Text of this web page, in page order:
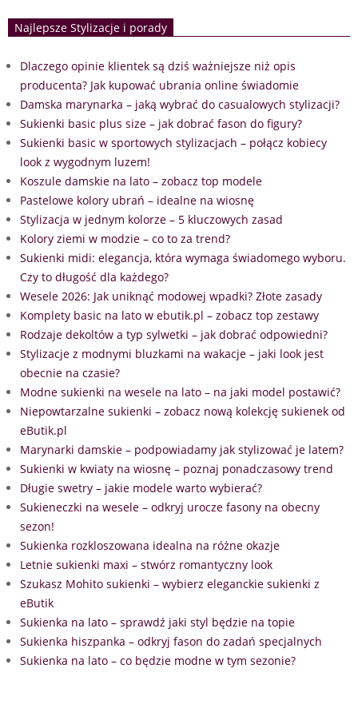
Najlepsze Stylizacje i porady
Dlaczego opinie klientek są dziś ważniejsze niż opis
producenta? Jak kupować ubrania online świadomie
Damska marynarka – jaką wybrać do casualowych stylizacji?
Sukienki basic plus size – jak dobrać fason do figury?
Sukienki basic w sportowych stylizacjach – połącz kobiecy
look z wygodnym luzem!
Koszule damskie na lato – zobacz top modele
Pastelowe kolory ubrań – idealne na wiosnę
Stylizacja w jednym kolorze – 5 kluczowych zasad
Kolory ziemi w modzie – co to za trend?
Sukienki midi: elegancja, która wymaga świadomego wyboru.
Czy to długość dla każdego?
Wesele 2026: Jak uniknąć modowej wpadki? Złote zasady
Komplety basic na lato w ebutik.pl – zobacz top zestawy
Rodzaje dekoltów a typ sylwetki – jak dobrać odpowiedni?
Stylizacje z modnymi bluzkami na wakacje – jaki look jest
obecnie na czasie?
Modne sukienki na wesele na lato – na jaki model postawić?
Niepowtarzalne sukienki – zobacz nową kolekcję sukienek od
eButik.pl
Marynarki damskie – podpowiadamy jak stylizować je latem?
Sukienki w kwiaty na wiosnę – poznaj ponadczasowy trend
Długie swetry – jakie modele warto wybierać?
Sukieneczki na wesele – odkryj urocze fasony na obecny
sezon!
Sukienka rozkloszowana idealna na różne okazje
Letnie sukienki maxi – stwórz romantyczny look
Szukasz Mohito sukienki – wybierz eleganckie sukienki z
eButik
Sukienka na lato – sprawdź jaki styl będzie na topie
Sukienka hiszpanka – odkryj fason do zadań specjalnych
Sukienka na lato – co będzie modne w tym sezonie?